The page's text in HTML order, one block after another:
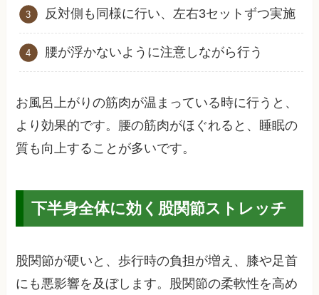
反対側も同様に行い、左右3セットずつ実施
腰が浮かないように注意しながら行う
お風呂上がりの筋肉が温まっている時に行うと、
より効果的です。腰の筋肉がほぐれると、睡眠の
質も向上することが多いです。
下半身全体に効く股関節ストレッチ
股関節が硬いと、歩行時の負担が増え、膝や足首
にも悪影響を及ぼします。股関節の柔軟性を高め